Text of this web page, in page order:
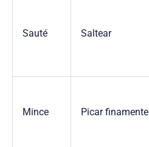
Sauté Saltear
Mince Picar finamente